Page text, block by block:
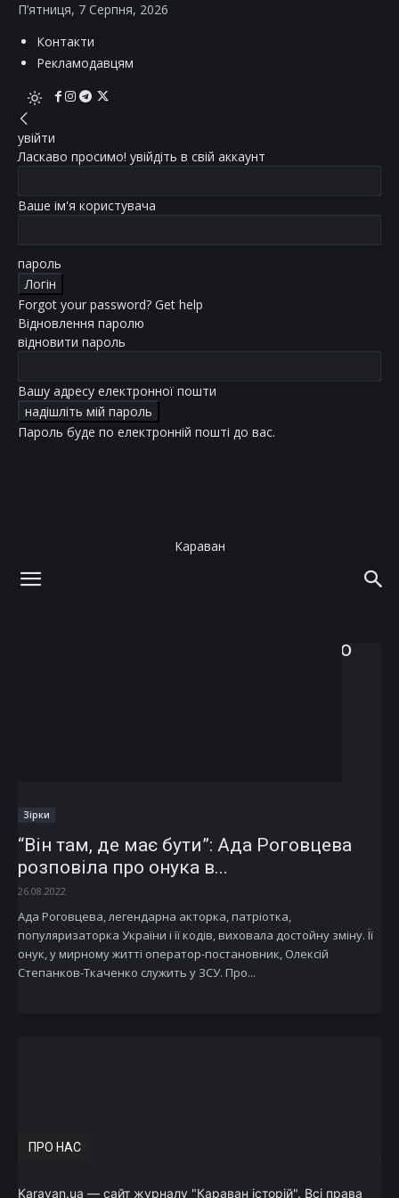
П’ятниця, 7 Серпня, 2026
Контакти
Рекламодавцям
увійти
Ласкаво просимо! увійдіть в свій аккаунт
Ваше ім'я користувача
пароль
Forgot your password? Get help
Відновлення паролю
відновити пароль
Вашу адресу електронної пошти
Пароль буде по електронній пошті до вас.
Караван
тег: Олексій Степанков-Ткаченко
Зірки
“Він там, де має бути”: Ада Роговцева
розповіла про онука в...
26.08.2022
Ада Роговцева, легендарна акторка, патріотка,
популяризаторка України і її кодів, виховала достойну зміну. Її
онук, у мирному житті оператор-постановник, Олексій
Степанков-Ткаченко служить у ЗСУ. Про...
ПРО НАС
Karavan.ua — сайт журналу "Караван історій". Всі права